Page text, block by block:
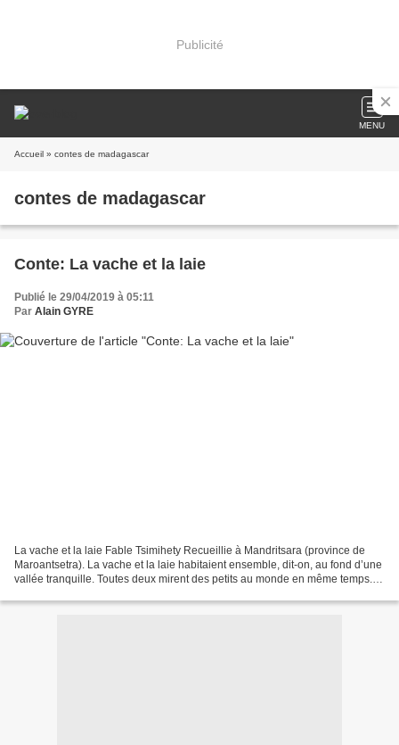
Publicité
MENU
Accueil » contes de madagascar
contes de madagascar
Conte: La vache et la laie
Publié le 29/04/2019 à 05:11
Par Alain GYRE
La vache et la laie Fable Tsimihety Recueillie à Mandritsara (province de
Maroantsetra). La vache et la laie habitaient ensemble, dit-on, au fond d’une
vallée tranquille. Toutes deux mirent des petits au monde en même temps.